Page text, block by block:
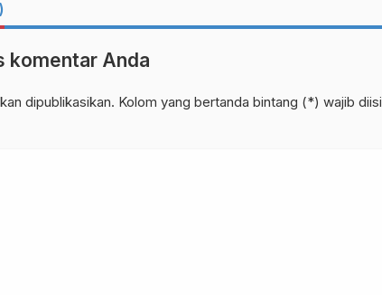
komentar Anda
dipublikasikan. Kolom yang bertanda bintang (*) wajib diisi